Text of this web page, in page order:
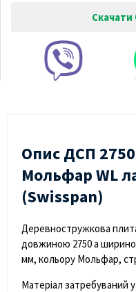
Скачати
Опис ДСП
Мольфар WL
(Swisspan)
Деревностружкова
довжиною 2750 а
мм, кольору Мольфар,
Матеріал затребуваний